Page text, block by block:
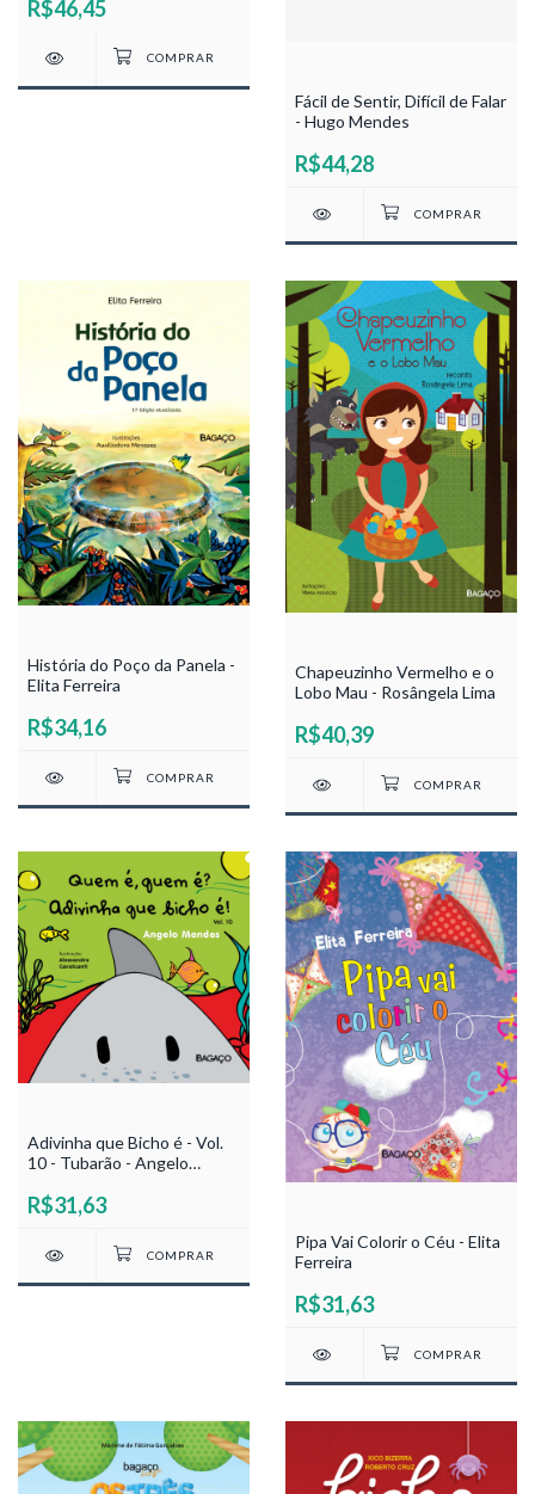
R$46,45
Fácil de Sentir, Difícil de Falar
- Hugo Mendes
R$44,28
História do Poço da Panela -
Elita Ferreira
R$34,16
Chapeuzinho Vermelho e o
Lobo Mau - Rosângela Lima
R$40,39
Adivinha que Bicho é - Vol.
10 - Tubarão - Angelo
R$31,63
Pipa Vai Colorir o Céu - Elita
Ferreira
R$31,63